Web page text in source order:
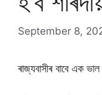
September 8,
ৰাজ্যবাসীৰ বাবে এক